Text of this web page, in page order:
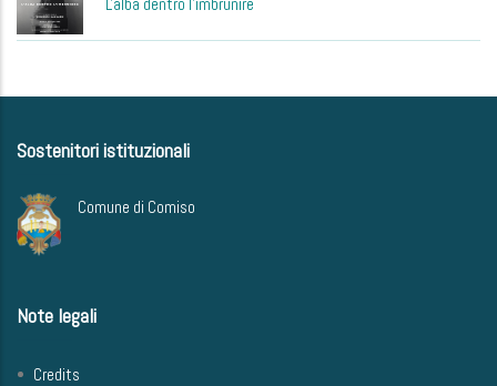
Sostenitori istituzionali
Comune di Comiso
Note legali
Credits